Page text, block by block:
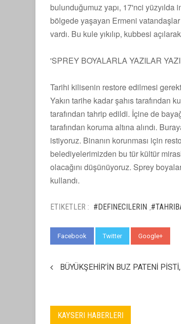
bulunduğumuz yapı, 17'nci yüzyılda
bölgede yaşayan Ermeni
vardı. Bu kule yıkılıp, kubbesi
'SPREY BOYALARLA YAZILAR
Tarihi kilisenin restore edilmesi
Yakın tarihe kadar şahıs tarafından
tarafından tahrip edildi. İçine de
tarafından koruma altına alındı.
istiyoruz. Binanın korunması için
belediyelerimizden bu tür kültür
olacağını düşünüyoruz. Sprey
kullandı.
ETIKETLER : #DEFINECILERIN
Facebook Twitter Google+
BÜYÜKŞEHİR’İN BUZ PATENİ
KAYSERI HABERLERI